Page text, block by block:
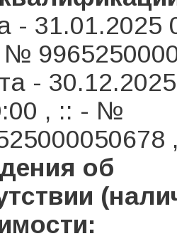
- 31.01.2025
№
- 30.12.2025
, :: - №
об